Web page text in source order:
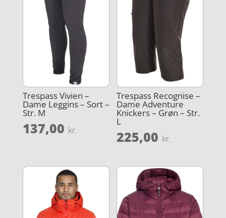
Trespass Vivien –
Dame Leggins – Sort –
Str. M
137,00 kr.
Trespass Recognise –
Dame Adventure
Knickers – Grøn – Str.
L
225,00 kr.